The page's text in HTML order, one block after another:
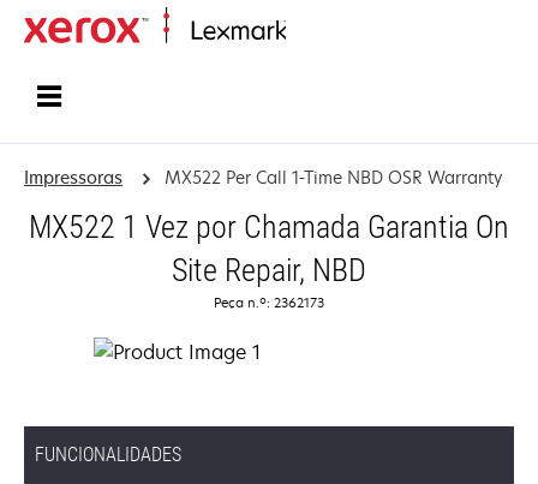
Impressoras MX522 Per Call 1-Time NBD OSR Warranty
MX522 1 Vez por Chamada Garantia On
Site Repair, NBD
Peça n.º: 2362173
FUNCIONALIDADES